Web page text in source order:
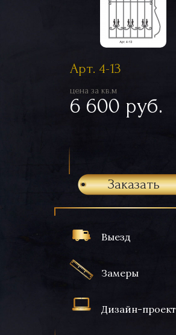
Выезд
Замеры
Дизайн-проект
Арт. 4-13
цена за кв.м
6 600 руб.
Заказать